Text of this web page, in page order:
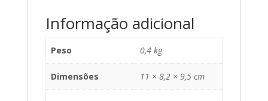
Informação adicional
Peso 0,4 kg
Dimensões 11 × 8,2 × 9,5 cm